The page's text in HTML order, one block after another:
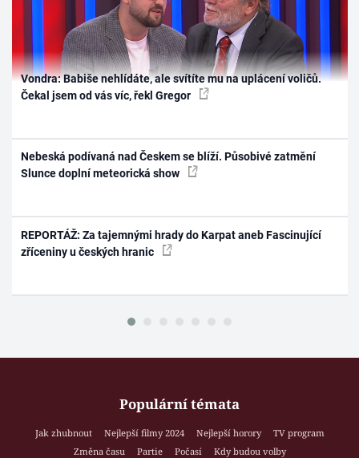
Vondra: Babiše nehlídáte, ale svítíte mu na uplácení voličů.
Čekal jsem od vás víc, řekl Gregor
Nebeská podívaná nad Českem se blíží. Působivé zatmění
Slunce doplní meteorická show
REPORTÁŽ: Za tajemnými hrady do Karpat aneb Fascinující
zříceniny u českých hranic
Populární témata
Jak zhubnout Nejlepší filmy 2024 Nejlepší horory
TV program
Změna času
Partie Počasí
Kdy budou volby